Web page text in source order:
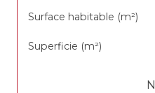
Surface habitable (m²)
Superficie (m²)